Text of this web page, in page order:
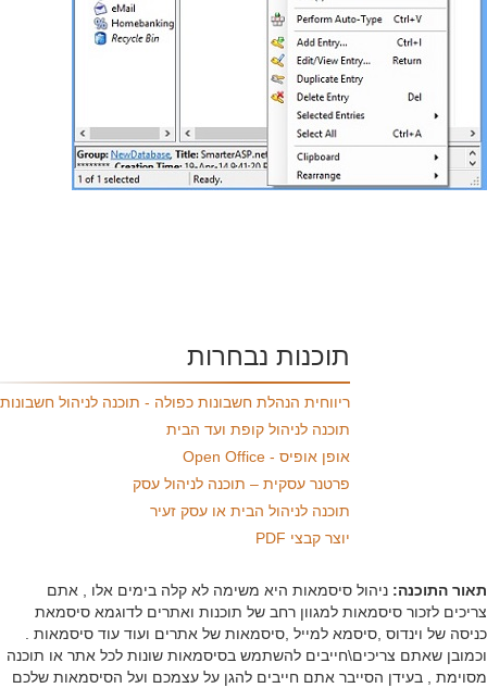
תוכנות נבחרות
ריווחית הנהלת חשבונות כפולה - תוכנה לניהול חשבונות
תוכנה לניהול קופת ועד הבית
אופן אופיס - Open Office
פרטנר עסקית – תוכנה לניהול עסק
תוכנה לניהול הבית או עסק זעיר
יוצר קבצי PDF
התוכנה:ניהול סיסמאות היא משימה לא קלה בימים אלו , אתם
לזכור סיסמאות למגוון רחב של תוכנות ואתרים לדוגמא סיסמאת
של וינדוס ,סיסמא למייל ,סיסמאות של אתרים ועוד עוד סיסמאות .
שאתם צריכים\חייבים להשתמש בסיסמאות שונות לכל אתר או תוכנה
, בעידן הסייבר אתם חייבים להגן על עצמכם ועל הסיסמאות שלכם